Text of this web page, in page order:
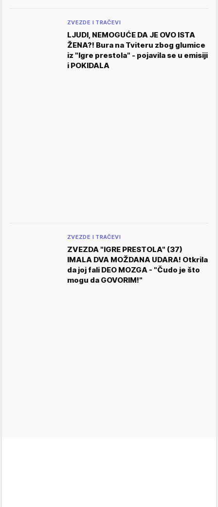
ZVEZDE I TRAČEVI
LJUDI, NEMOGUĆE DA JE OVO ISTA
ŽENA?! Bura na Tviteru zbog glumice
iz "Igre prestola" - pojavila se u emisiji
i POKIDALA
ZVEZDE I TRAČEVI
ZVEZDA "IGRE PRESTOLA" (37)
IMALA DVA MOŽDANA UDARA! Otkrila
da joj fali DEO MOZGA - "Čudo je što
mogu da GOVORIM!"